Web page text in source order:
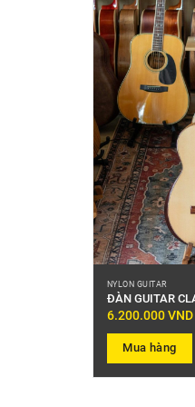
NYLON GUITAR
ĐÀN GUITAR
6.200.000VND
Mua hàng